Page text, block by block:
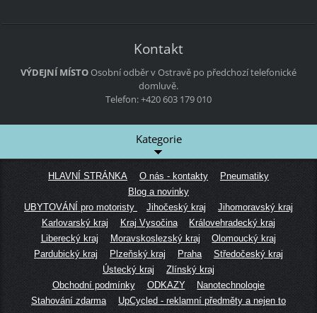
Kontakt
VÝDEJNÍ MÍSTOOsobní odběr v Ostravě po předchozí telefonické
domluvě.
Telefon: +420 603 179 010
Kategorie
HLAVNÍ STRÁNKA O nás - kontakty
Pneumatiky
Blog a novinky
UBYTOVÁNÍ pro motoristy
Jihočeský kraj
Jihomoravský kraj
Karlovarský kraj
Kraj Vysočina
Královehradecký kraj
Liberecký kraj
Moravskoslezský kraj
Olomoucký kraj
Pardubický kraj
Plzeňský kraj Praha
Středočeský kraj
Ústecký kraj
Zlínský kraj
Obchodní podmínky
ODKAZY
Nanotechnologie
Stahování zdarma
UpCycled - reklamní předměty a nejen to